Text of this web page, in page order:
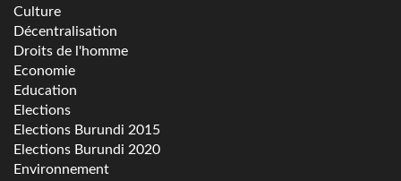
Culture
Décentralisation
Droits de l'homme
Economie
Education
Elections
Elections Burundi 2015
Elections Burundi 2020
Environnement